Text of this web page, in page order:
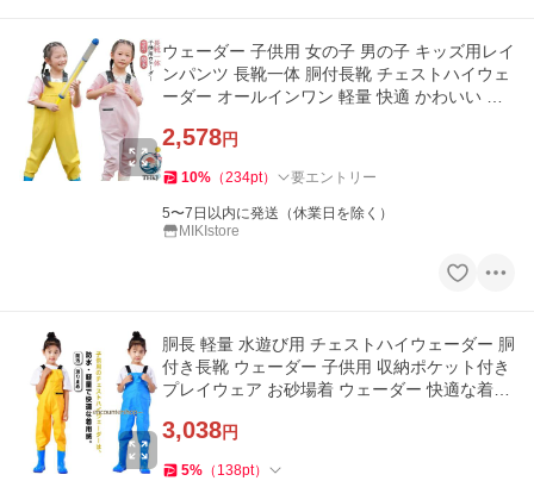
ウェーダー 子供用 女の子 男の子 キッズ用レイ
ンパンツ 長靴一体 胴付長靴 チェストハイウェ
ーダー オールインワン 軽量 快適 かわいい プ
2,578円
10% （234pt） 要エントリー
5〜7日以内に発送（休業日を除く）
MIKIstore
胴長 軽量 水遊び用 チェストハイウェーダー 胴
付き長靴 ウェーダー 子供用 収納ポケット付き
プレイウェア お砂場着 ウェーダー 快適な着心
3,038円
5% （ 138pt）